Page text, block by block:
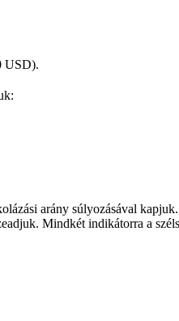
USD).
arány súlyozásával
Mindkét indikátorra a